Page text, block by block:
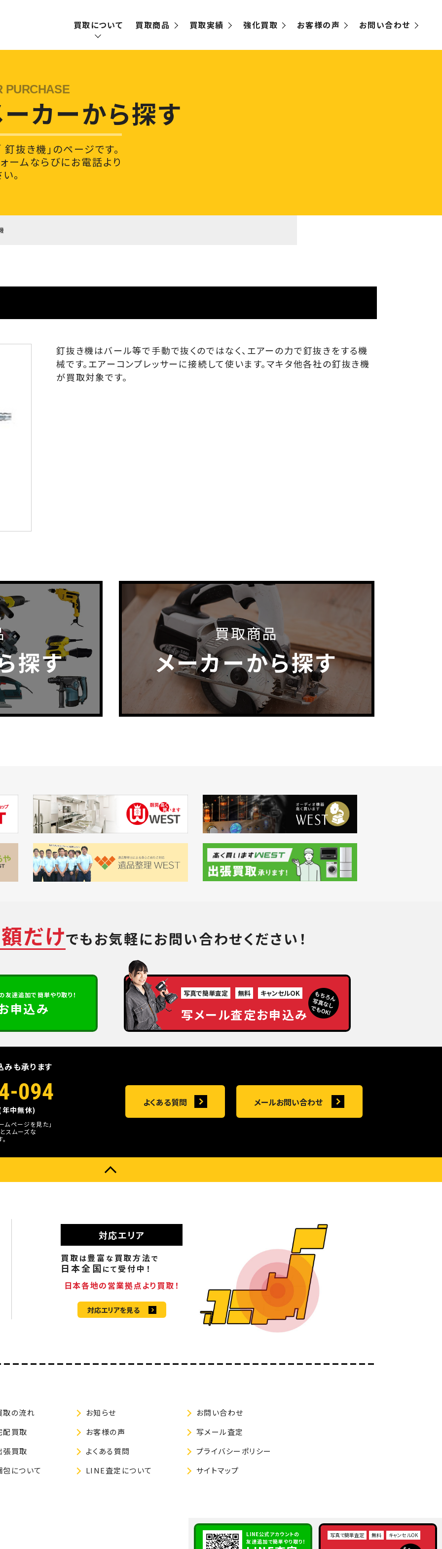
買取について
出張買取
買取商品 買取実績 強化買取 お客様の声 お問い合わせ
ーカーから探す
抜き機」のページです。
ームならびにお電話より
。
釘抜き機はバール等で手動で抜くのではなく、エアーの力で釘抜きをする機
械です。エアーコンプレッサーに接続して使います。マキタ他各社の釘抜き機
が買取対象です。
探す
買取商品
メーカーから探す
だけでもお気軽にお問い合わせください！
友達追加で簡単やり取り！
申込み
写真で簡単査定 無料 キャンセルOK
写メール査定お申込み
も承ります
094
中無休)
ムページを見た」
スムーズな
よくある質問 メールお問い合わせ
LINE公式アカウントの
友達追加で簡単やり取り！
写真で簡単査定 無料 キャンセルOK
対応エリア
買取 は豊富 な 買取方法で
日本全国 にて 受付中！
日本各地の営業拠点より買取！
対応エリアを見る
取の流れ
配買取
張買取
包について
お知らせ
お客様の声
よくある質問
LINE査定について
お問い合わせ
写メール査定
プライバシーポリシー
サイトマップ